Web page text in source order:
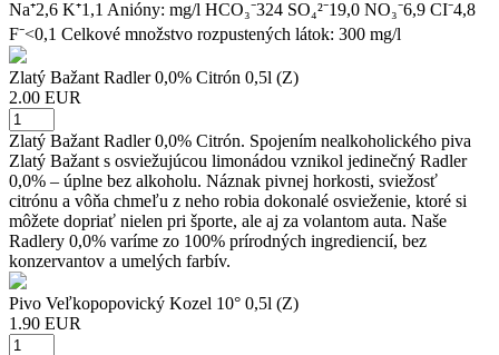
Na⁺2,6 K⁺1,1 Anióny: mg/l HCO₃⁻324 SO₄²⁻19,0 NO₃⁻6,9 CI⁻4,8
F⁻<0,1 Celkové množstvo rozpustených látok: 300 mg/l
Zlatý Bažant Radler 0,0% Citrón 0,5l (Z)
2.00 EUR
Zlatý Bažant Radler 0,0% Citrón. Spojením nealkoholického piva
Zlatý Bažant s osviežujúcou limonádou vznikol jedinečný Radler
0,0% – úplne bez alkoholu. Náznak pivnej horkosti, sviežosť
citrónu a vôňa chmeľu z neho robia dokonalé osvieženie, ktoré si
môžete dopriať nielen pri športe, ale aj za volantom auta. Naše
Radlery 0,0% varíme zo 100% prírodných ingrediencií, bez
konzervantov a umelých farbív.
Pivo Veľkopopovický Kozel 10° 0,5l (Z)
1.90 EUR